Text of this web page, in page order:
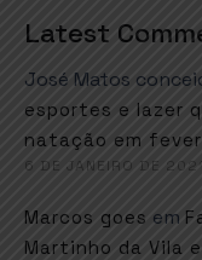
Latest
José Matos
esportes e lazer
natação em
6 DE JANEIRO DE 2021
Marcos goes em
Martinho da Vila